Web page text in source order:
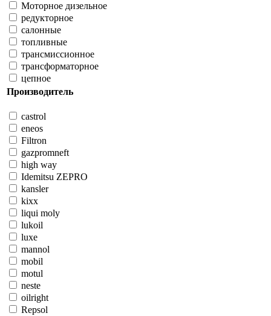
Моторное дизельное
редукторное
салонные
топливные
трансмиссионное
трансформаторное
цепное
Производитель
castrol
eneos
Filtron
gazpromneft
high way
Idemitsu ZEPRO
kansler
kixx
liqui moly
lukoil
luxe
mannol
mobil
motul
neste
oilright
Repsol